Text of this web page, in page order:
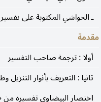
ـ الحواشي المكتوبة على
مقدمة
أولا : ترجمة صاحب التفسير
ثانيا : التعريف بأنوار التنزيل
اختصار البيضاوي تفسيره